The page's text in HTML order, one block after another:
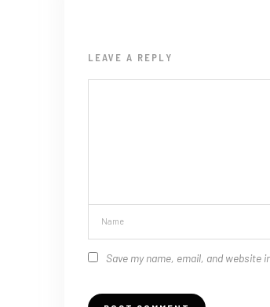
LEAVE A REPLY
Save my name, email, and website